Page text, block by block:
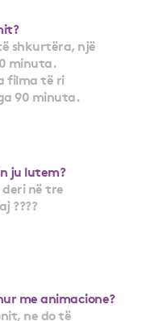
shkurtëra, një
minuta.
filma të ri
90 minuta.
ju lutem?
në tre
????
me animacione?
ne do të